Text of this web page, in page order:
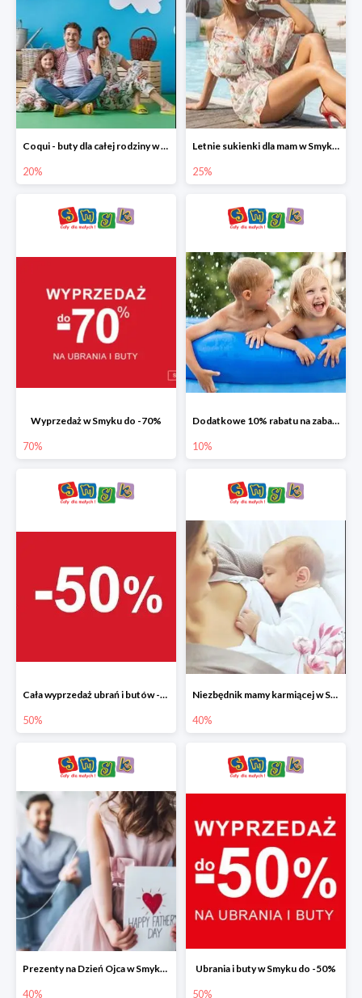
Coqui - buty dla całej rodziny w Smyku do -20%
20%
Letnie sukienki dla mam w Smyku do -25%
25%
Wyprzedaż w Smyku do -70%
70%
Dodatkowe 10% rabatu na zabawki ogrodowe i baseny
10%
Cała wyprzedaż ubrań i butów -50%
50%
Niezbędnik mamy karmiącej w Smyku do -40%
40%
Prezenty na Dzień Ojca w Smyku do -40%
40%
Ubrania i buty w Smyku do -50%
50%